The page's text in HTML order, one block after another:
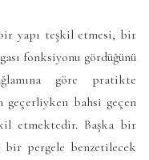
yapı teşkil etmesi, bir
fonksiyonu gördüğünü
göre pratikte
bahsi geçen
etmektedir. Başka bir
bir pergele benzetilecek